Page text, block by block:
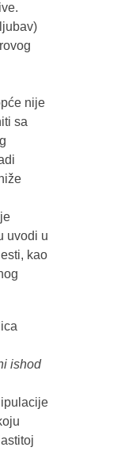
nije
sa
uvodi u
kao
ishod